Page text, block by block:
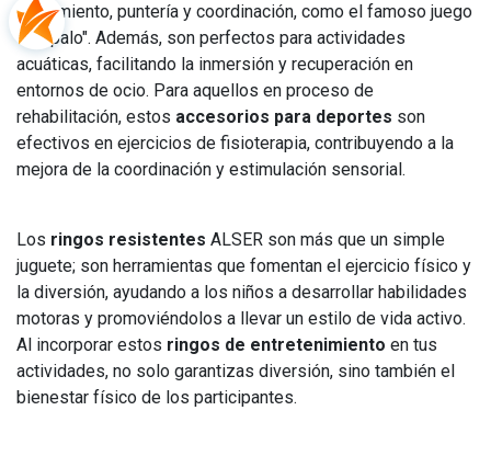
lanzamiento, puntería y coordinación, como el famoso juego
"atrápalo". Además, son perfectos para actividades
acuáticas, facilitando la inmersión y recuperación en
entornos de ocio. Para aquellos en proceso de
rehabilitación, estos accesorios para deportes son
efectivos en ejercicios de fisioterapia, contribuyendo a la
mejora de la coordinación y estimulación sensorial.
Los ringos resistentes ALSER son más que un simple
juguete; son herramientas que fomentan el ejercicio físico y
la diversión, ayudando a los niños a desarrollar habilidades
motoras y promoviéndolos a llevar un estilo de vida activo.
Al incorporar estos ringos de entretenimiento en tus
actividades, no solo garantizas diversión, sino también el
bienestar físico de los participantes.